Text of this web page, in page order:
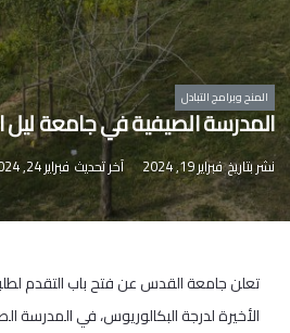
المنح وبرامج التبادل
المدرسة الصيفية في جامعة ليل
نشر بتاريخ فبراير 19, 2024 آخر تحديث فبراير 24, 2024
تعلن جامعة القدس عن فتح باب التقدم
الأخيرة لدرجة البكالوريوس، في المدرسة